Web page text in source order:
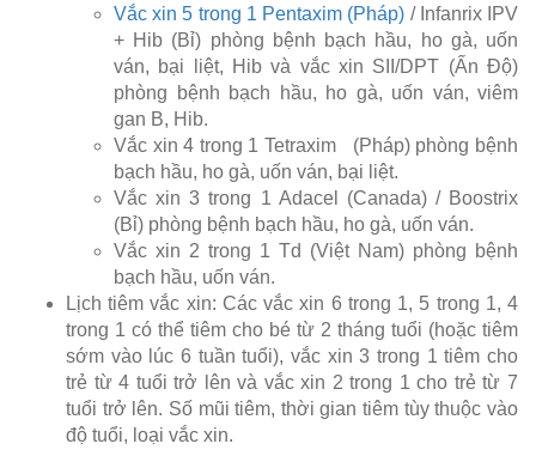
Vắc xin 5 trong 1 Pentaxim (Pháp) / Infanrix IPV
+ Hib (Bỉ) phòng bệnh bạch hầu, ho gà, uốn
ván, bại liệt, Hib và vắc xin SII/DPT (Ấn Độ)
phòng bệnh bạch hầu, ho gà, uốn ván, viêm
gan B, Hib.
Vắc xin 4 trong 1 Tetraxim (Pháp) phòng bệnh
bạch hầu, ho gà, uốn ván, bại liệt.
Vắc xin 3 trong 1 Adacel (Canada) / Boostrix
(Bỉ) phòng bệnh bạch hầu, ho gà, uốn ván.
Vắc xin 2 trong 1 Td (Việt Nam) phòng bệnh
bạch hầu, uốn ván.
Lịch tiêm vắc xin: Các vắc xin 6 trong 1, 5 trong 1, 4
trong 1 có thể tiêm cho bé từ 2 tháng tuổi (hoặc tiêm
sớm vào lúc 6 tuần tuổi), vắc xin 3 trong 1 tiêm cho
trẻ từ 4 tuổi trở lên và vắc xin 2 trong 1 cho trẻ từ 7
tuổi trở lên. Số mũi tiêm, thời gian tiêm tùy thuộc vào
độ tuổi, loại vắc xin.